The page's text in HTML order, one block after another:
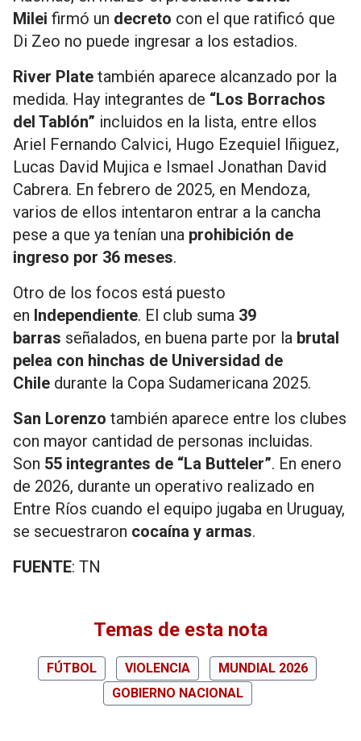
Milei firmó un decreto con el que ratificó que
Di Zeo no puede ingresar a los estadios.
River Plate también aparece alcanzado por la
medida. Hay integrantes de “Los Borrachos
del Tablón” incluidos en la lista, entre ellos
Ariel Fernando Calvici, Hugo Ezequiel Iñiguez,
Lucas David Mujica e Ismael Jonathan David
Cabrera. En febrero de 2025, en Mendoza,
varios de ellos intentaron entrar a la cancha
pese a que ya tenían una prohibición de
ingreso por 36 meses.
Otro de los focos está puesto
en Independiente. El club suma 39
barras señalados, en buena parte por la brutal
pelea con hinchas de Universidad de
Chile durante la Copa Sudamericana 2025.
San Lorenzo también aparece entre los clubes
con mayor cantidad de personas incluidas.
Son 55 integrantes de “La Butteler”. En enero
de 2026, durante un operativo realizado en
Entre Ríos cuando el equipo jugaba en Uruguay,
se secuestraron cocaína y armas.
FUENTE: TN
Temas de esta nota
FÚTBOL VIOLENCIA
MUNDIAL 2026
GOBIERNO NACIONAL